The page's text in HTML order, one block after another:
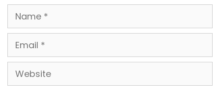
Name
Email
Website